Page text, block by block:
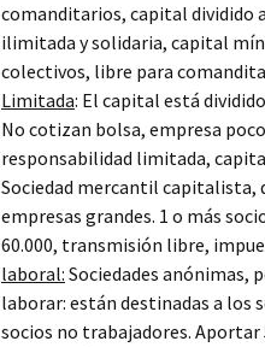
comanditarios, capital dividido
ilimitada y solidaria, capital
colectivos, libre para
Limitada: El capital está
No cotizan bolsa, empresa
responsabilidad limitada,
Sociedad mercantil capitalista,
empresas grandes. 1 o más
60.000, transmisión libre,
laboral: Sociedades anónimas,
laborar: están destinadas a los
socios no trabajadores.